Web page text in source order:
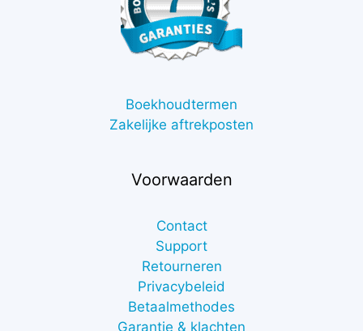
Boekhoudtermen
Zakelijke aftrekposten
Voorwaarden
Contact
Support
Retourneren
Privacybeleid
Betaalmethodes
Garantie & klachten